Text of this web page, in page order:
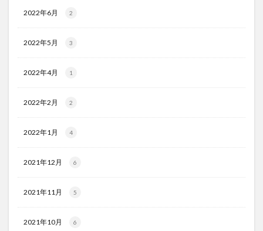
2022年6月 2
2022年5月 3
2022年4月 1
2022年2月 2
2022年1月 4
2021年12月 6
2021年11月 5
2021年10月 6